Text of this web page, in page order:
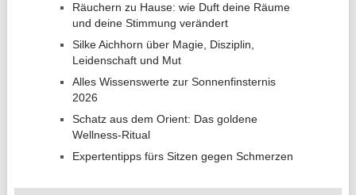
Räuchern zu Hause: wie Duft deine Räume
und deine Stimmung verändert
Silke Aichhorn über Magie, Disziplin,
Leidenschaft und Mut
Alles Wissenswerte zur Sonnenfinsternis
2026
Schatz aus dem Orient: Das goldene
Wellness-Ritual
Expertentipps fürs Sitzen gegen Schmerzen